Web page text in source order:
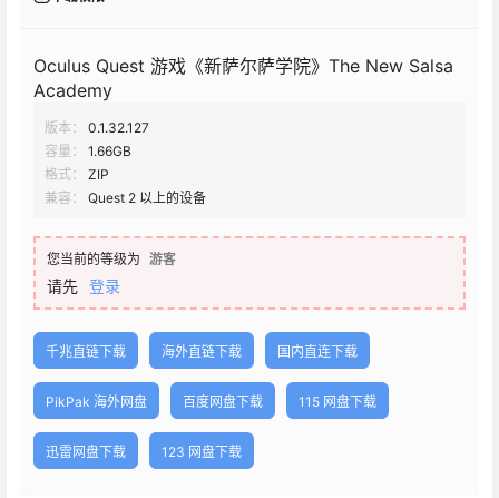
Oculus Quest 游戏《新萨尔萨学院》The New Salsa
Academy
版本：
0.1.32.127
容量：
1.66GB
格式：
ZIP
兼容：
Quest 2 以上的设备
您当前的等级为 游客
请先 登录
千兆直链下载 海外直链下载 国内直连下载
PikPak 海外网盘 百度网盘下载 115 网盘下载
迅雷网盘下载 123 网盘下载